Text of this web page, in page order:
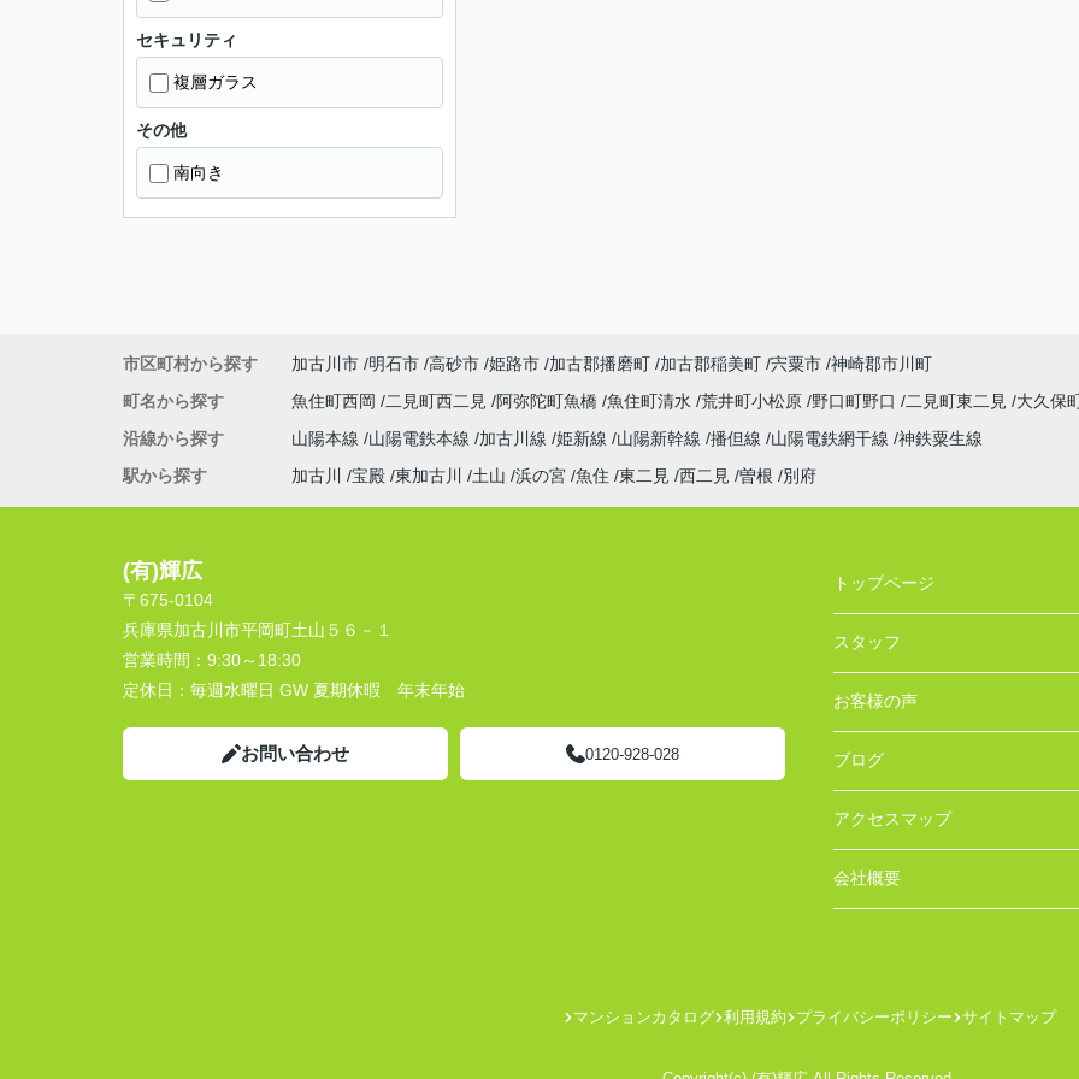
セキュリティ
複層ガラス
その他
南向き
市区町村から探す 加古川市 明石市 高砂市 姫路市 加古郡播磨町 加古郡稲美町 宍粟市 神崎郡市川町
町名から探す
魚住町西岡 二見町西二見 阿弥陀町魚橋 魚住町清水 荒井町小松原 野口町野口 二見町東二見 大久保
沿線から探す
山陽本線 山陽電鉄本線 加古川線 姫新線 山陽新幹線 播但線 山陽電鉄網干線 神鉄粟生線
駅から探す
加古川 宝殿 東加古川 土山 浜の宮 魚住 東二見 西二見 曽根 別府
(有)輝広
〒675-0104
兵庫県加古川市平岡町土山５６－１
営業時間： 9:30～18:30
定休日： 毎週水曜日 GW 夏期休暇 年末年始
お問い合わせ 0120-928-028
トップページ
スタッフ
お客様の声
ブログ
アクセスマップ
会社概要
マンションカタログ 利用規約 プライバシーポリシー サイトマップ